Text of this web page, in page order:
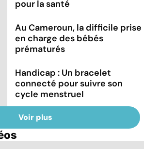
pour la santé
Au Cameroun, la difficile prise
en charge des bébés
prématurés
Handicap : Un bracelet
connecté pour suivre son
cycle menstruel
Voir plus